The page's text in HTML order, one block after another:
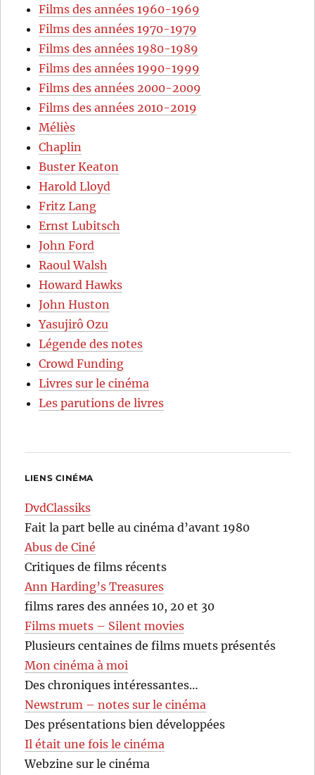
Films des années 1960-1969
Films des années 1970-1979
Films des années 1980-1989
Films des années 1990-1999
Films des années 2000-2009
Films des années 2010-2019
Méliès
Chaplin
Buster Keaton
Harold Lloyd
Fritz Lang
Ernst Lubitsch
John Ford
Raoul Walsh
Howard Hawks
John Huston
Yasujirô Ozu
Légende des notes
Crowd Funding
Livres sur le cinéma
Les parutions de livres
LIENS CINÉMA
DvdClassiks
Fait la part belle au cinéma d’avant 1980
Abus de Ciné
Critiques de films récents
Ann Harding’s Treasures
films rares des années 10, 20 et 30
Films muets – Silent movies
Plusieurs centaines de films muets présentés
Mon cinéma à moi
Des chroniques intéressantes…
Newstrum – notes sur le cinéma
Des présentations bien développées
Il était une fois le cinéma
Webzine sur le cinéma